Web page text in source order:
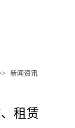
新闻资讯
租赁